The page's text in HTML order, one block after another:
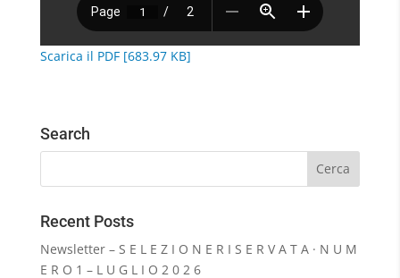
Scarica il PDF [683.97 KB]
Search
Recent Posts
Newsletter – S E L E Z I O N E R I S E R V A T A · N U M
E R O 1 – L U G L I O 2 0 2 6